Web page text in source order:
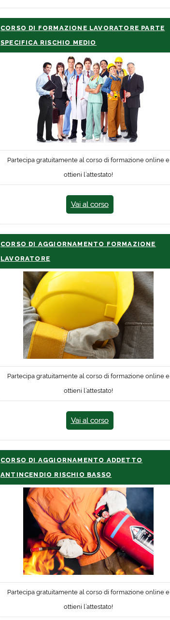
CORSO DI FORMAZIONE LAVORATORE PARTE
SPECIFICA RISCHIO MEDIO
Partecipa gratuitamente al corso di formazione online e
ottieni l’attestato!
Vai al corso
CORSO DI AGGIORNAMENTO FORMAZIONE
LAVORATORE
Partecipa gratuitamente al corso di formazione online e
ottieni l’attestato!
Vai al corso
CORSO DI AGGIORNAMENTO ADDETTO
ANTINCENDIO RISCHIO BASSO
Partecipa gratuitamente al corso di formazione online e
ottieni l’attestato!